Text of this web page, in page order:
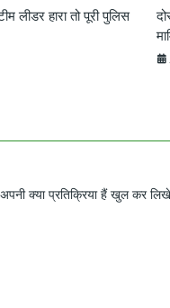
लीडर हारा तो पूरी पुलिस
क्या प्रतिक्रिया हैं खुल कर